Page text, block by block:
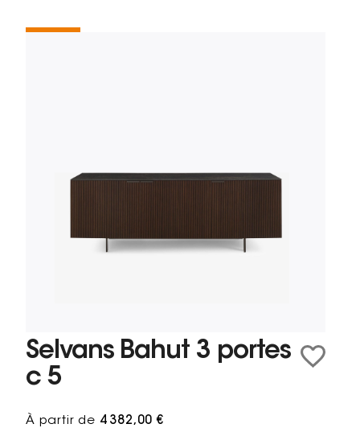
Selvans Bahut 3 portes
c 5
À partir de 4 382,00 €